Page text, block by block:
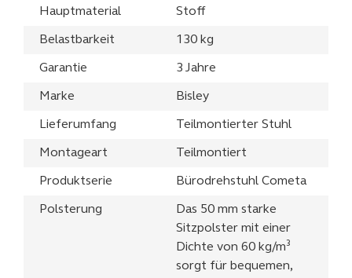
Hauptmaterial Stoff
Belastbarkeit 130 kg
Garantie 3 Jahre
Marke Bisley
Lieferumfang Teilmontierter Stuhl
Montageart Teilmontiert
Produktserie Bürodrehstuhl Cometa
Polsterung
Das 50 mm starke
Sitzpolster mit einer
Dichte von 60 kg/m³
sorgt für bequemen,